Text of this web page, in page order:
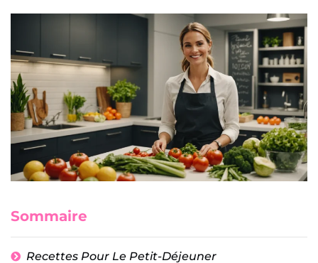
Sommaire
Recettes Pour Le Petit-Déjeuner